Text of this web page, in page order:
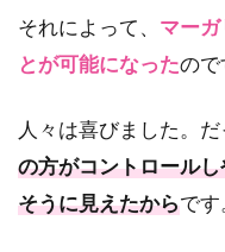
それによって、 マー
とが可能になったので
人々は喜びました。だ
の方がコントロール
そうに見えたからです